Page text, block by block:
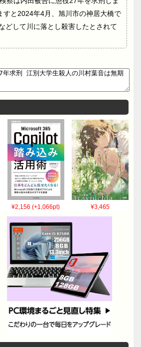
すと2024年4月、旭川市の神居大橋で
どして川に落とし殺害したとされて
¥2,156 (+1,066pt) ¥3,465